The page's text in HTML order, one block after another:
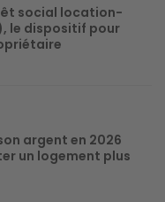
social location-
le dispositif pour
argent en 2026
un logement plus